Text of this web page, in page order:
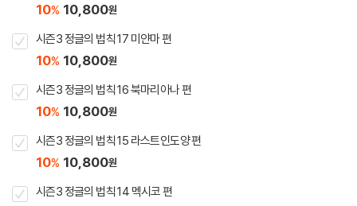
10% 10,800원
시즌3 정글의 법칙 17 미얀마 편
10% 10,800원
시즌3 정글의 법칙 16 북마리아나 편
10% 10,800원
시즌3 정글의 법칙 15 라스트인도양 편
10% 10,800원
시즌3 정글의 법칙 14 멕시코 편